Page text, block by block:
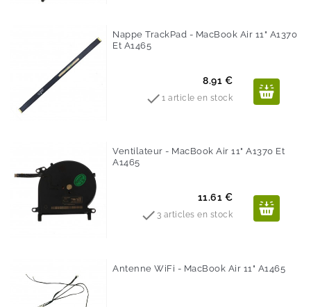
Nappe TrackPad - MacBook Air 11" A1370
Et A1465
Prix
8.91 €
1 article en stock
Ventilateur - MacBook Air 11" A1370 Et
A1465
Prix
11.61 €
 3 articles en stock
Antenne WiFi - MacBook Air 11" A1465